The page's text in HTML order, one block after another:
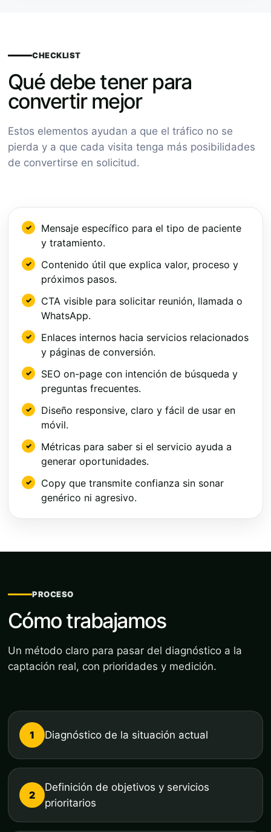
CHECKLIST
Qué debe tener para
convertir mejor
Estos elementos ayudan a que el tráfico no se
pierda y a que cada visita tenga más posibilidades
de convertirse en solicitud.
Mensaje específico para el tipo de paciente
y tratamiento.
Contenido útil que explica valor, proceso y
próximos pasos.
CTA visible para solicitar reunión, llamada o
WhatsApp.
Enlaces internos hacia servicios relacionados
y páginas de conversión.
SEO on-page con intención de búsqueda y
preguntas frecuentes.
Diseño responsive, claro y fácil de usar en
móvil.
Métricas para saber si el servicio ayuda a
generar oportunidades.
Copy que transmite confianza sin sonar
genérico ni agresivo.
PROCESO
Cómo trabajamos
Un método claro para pasar del diagnóstico a la
captación real, con prioridades y medición.
1 Diagnóstico de la situación actual
2
Definición de objetivos y servicios
prioritarios